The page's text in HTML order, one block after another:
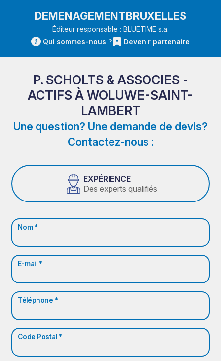
DEMENAGEMENTBRUXELLES
Éditeur responsable : BLUETIME s.a.
Qui sommes-nous ?
Devenir partenaire
P. SCHOLTS & ASSOCIES -
ACTIFS À WOLUWE-SAINT-
LAMBERT
Une question? Une demande de devis?
Contactez-nous :
EXPÉRIENCE
Des experts qualifiés
Nom *
E-mail *
Téléphone *
Code Postal *